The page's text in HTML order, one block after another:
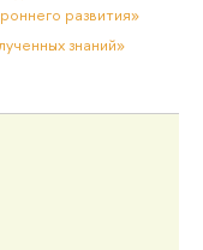
развития»
знаний»